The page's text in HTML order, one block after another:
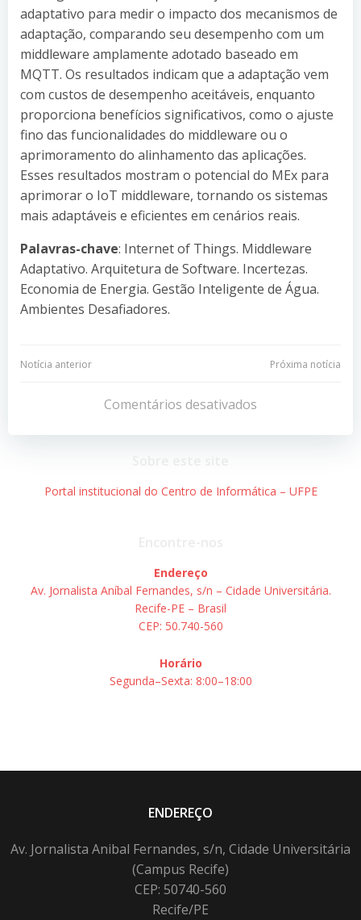
adaptativo para medir o impacto dos mecanismos de
adaptação, comparando seu desempenho com um
middleware amplamente adotado baseado em
MQTT. Os resultados indicam que a adaptação vem
com custos de desempenho aceitáveis, enquanto
proporciona benefícios significativos, como o ajuste
fino das funcionalidades do middleware ou o
aprimoramento do alinhamento das aplicações.
Esses resultados mostram o potencial do MEx para
aprimorar o IoT middleware, tornando os sistemas
mais adaptáveis e eficientes em cenários reais.
Palavras-chave: Internet of Things. Middleware
Adaptativo. Arquitetura de Software. Incertezas.
Economia de Energia. Gestão Inteligente de Água.
Ambientes Desafiadores.
Navegação
Post
Notícia anterior
Navegação
de
Post
Próxima notícia
Comentários desativados
Portal institucional do Centro de Informática – UFPE
Endereço
Av. Jornalista Aníbal Fernandes, s/n – Cidade Universitária.
Recife-PE – Brasil
CEP: 50.740-560
Horário
Segunda–Sexta: 8:00–18:00
ENDEREÇO
Av. Jornalista Anibal Fernandes, s/n, Cidade Universitária
(Campus Recife)
CEP: 50740-560
Recife/PE